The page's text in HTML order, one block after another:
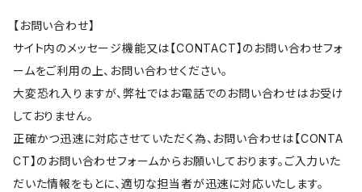
【お問い合わせ】
サイト内のメッセージ機能又は【CONTACT】のお問い合わせフォ
ームをご利用の上、お問い合わせください。
大変恐れ入りますが、弊社ではお電話でのお問い合わせはお受け
しておりません。
正確かつ迅速に対応させていただく為、お問い合わせは【CONTA
CT】のお問い合わせフォームからお願いしております。ご入力いた
だいた情報をもとに、適切な担当者が迅速に対応いたします。